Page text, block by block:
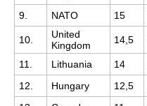
9. NATO 15
10.
United
Kingdom
14,5
11. Lithuania 14
12. Hungary 12,5